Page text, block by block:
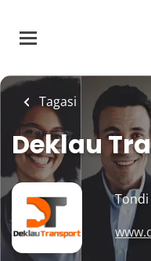
main
Tagasi
Deklau
Tondi